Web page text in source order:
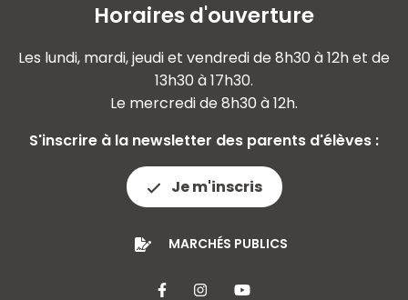
Horaires d'ouverture
Les lundi, mardi, jeudi et vendredi de 8h30 à 12h et de
13h30 à 17h30.
Le mercredi de 8h30 à 12h.
S'inscrire à la newsletter des parents d'élèves :
Je m'inscris
MARCHÉS PUBLICS
Lien vers le compte Facebook
Lien vers le compte
Lien vers la chaîne